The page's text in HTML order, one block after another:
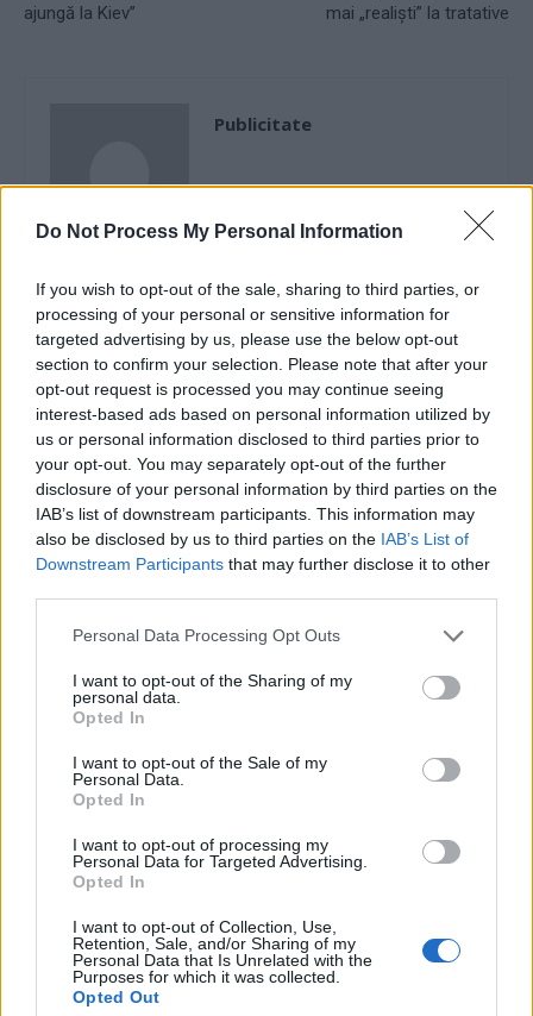
Do Not Process My Personal Information
If you wish to opt-out of the sale, sharing to third parties, or
processing of your personal or sensitive information for
targeted advertising by us, please use the below opt-out
section to confirm your selection. Please note that after your
opt-out request is processed you may continue seeing
interest-based ads based on personal information utilized by
us or personal information disclosed to third parties prior to
your opt-out. You may separately opt-out of the further
disclosure of your personal information by third parties on the
IAB’s list of downstream participants. This information may
also be disclosed by us to third parties on the IAB’s List of
Downstream Participants that may further disclose it to other
Personal Data Processing Opt Outs
I want to opt-out of the Sharing of my
personal data.
Opted In
I want to opt-out of the Sale of my
Personal Data.
Opted In
I want to opt-out of processing my
Personal Data for Targeted Advertising.
Opted In
I want to opt-out of Collection, Use,
Retention, Sale, and/or Sharing of my
Personal Data that Is Unrelated with the
Purposes for which it was collected.
Opted Out
ajungă la Kiev”
mai „realiști” la tratative
Publicitate
RELATED ARTICLES
Europa
România – cea mai mare creștere a
speranței de viață din UE, în ultimii 4
ani. Și totuși, e antepenultima!
VIDEO. Poveste de suflet: de ce
revine Moroșanu în ring
Sănătate
Ce înseamnă o dietă echilibrată și
LĂSAȚI UN MESAJ